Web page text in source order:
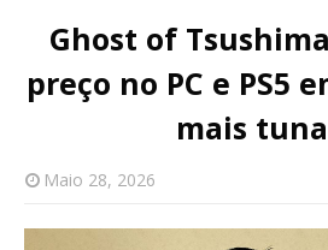
Ghost of
preço no PC e PS5
mais
Maio 28, 2026